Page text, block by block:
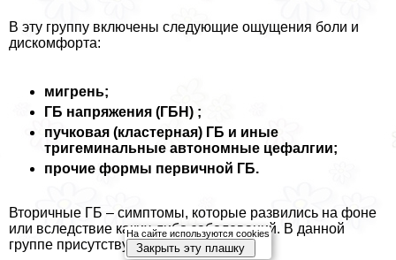
В эту группу включены следующие ощущения боли и
дискомфорта:
мигрень;
ГБ напряжения (ГБН) ;
пучковая (кластерная) ГБ и иные
тригеминальные автономные цефалгии;
прочие формы первичной ГБ.
Вторичные ГБ – симптомы, которые развились на фоне
или вследствие каких-либо заболеваний. В данной
группе присутствуют:
На сайте используются cookies
Закрыть эту плашку